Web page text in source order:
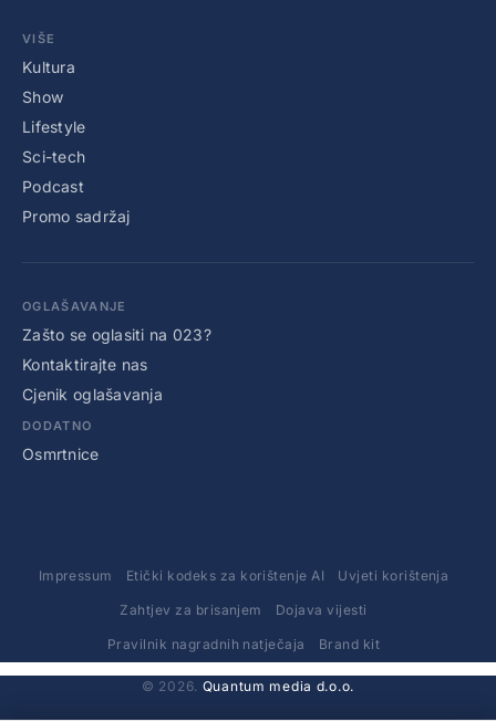
VIŠE
Kultura
Show
Lifestyle
Sci-tech
Podcast
Promo sadržaj
OGLAŠAVANJE
Zašto se oglasiti na 023?
Kontaktirajte nas
Cjenik oglašavanja
DODATNO
Osmrtnice
Impressum Etički kodeks za korištenje AI Uvjeti korištenja
Zahtjev za brisanjem Dojava vijesti
Pravilnik nagradnih natječaja Brand kit
© 2026. Quantum media d.o.o.